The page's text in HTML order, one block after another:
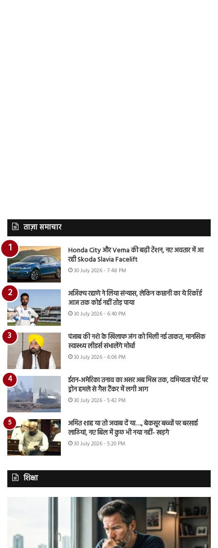
ताज़ा समाचार
Honda City और Verna की बढ़ी टेंशन, नए अवतार में आ
रही Skoda Slavia Facelift
30 July 2026 - 7:48 PM
अजिंक्य रहाणे ने लिया संन्यास, लेकिन कप्तानी का ये रिकॉर्ड
आज तक कोई नहीं तोड़ पाया
30 July 2026 - 6:40 PM
पंजाब की नशे के खिलाफ जंग को मिली नई ताकत, मानसिक
स्वास्थ्य लीडर्स संभालेंगे मोर्चा
30 July 2026 - 6:06 PM
ईरान-अमेरिका तनाव का असर अब मिस्र तक, दमियाता पोर्ट पर
ड्रोन हमले से गैस टैंकर में लगी आग
30 July 2026 - 5:42 PM
अमित शाह या तो जवाब दें या…., बेकसूर बच्चों पर बरसाई
लाठियां, नए बिल में कुछ भी नया नहीं- खड़गे
30 July 2026 - 5:20 PM
शिक्षा